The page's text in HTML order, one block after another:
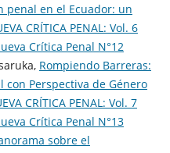
penal en el Ecuador: un
CRÍTICA PENAL: Vol. 6
Crí­tica Penal N°12
Rompiendo Barreras:
con Perspectiva de Género
CRÍTICA PENAL: Vol. 7
Crí­tica Penal N°13
sobre el